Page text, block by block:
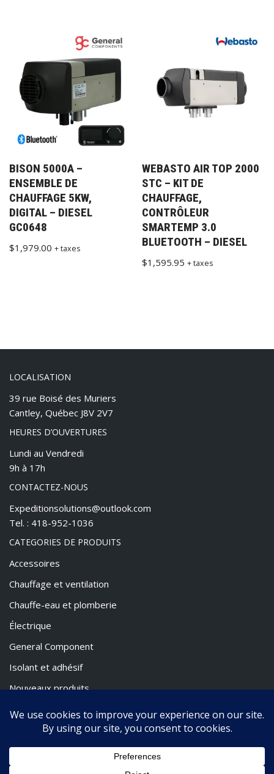
BISON 5000A –
ENSEMBLE DE
CHAUFFAGE 5KW,
DIGITAL – DIESEL
GC0648
$1,979.00 + taxes
WEBASTO AIR TOP 2000
STC – KIT DE
CHAUFFAGE,
CONTRÔLEUR
SMARTEMP 3.0
BLUETOOTH – DIESEL
$1,595.95 + taxes
LOCALISATION
39 rue Boisé des Muriers
Cantley, Québec J8V 2V7
HEURES D’OUVERTURES
Lundi au Vendredi
9h à 17h
CONTACTEZ-NOUS
Expeditionsolutions@outlook.com
Tel. : 418-952-1036
CATEGORIES DE PRODUITS
Accessoires
Chauffage et ventilation
Chauffe-eau et plomberie
Électrique
General Component
Isolant et adhésif
Nouveaux produits
Promotion
Volthium
Webasto